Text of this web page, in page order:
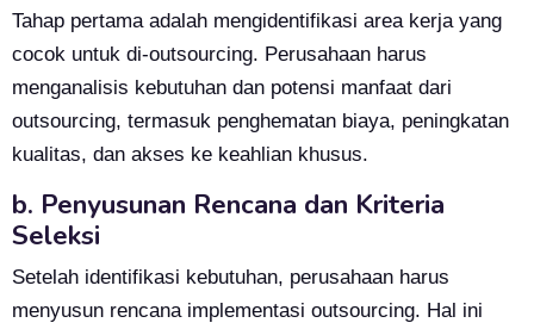
Tahap pertama adalah mengidentifikasi area kerja yang
cocok untuk di-outsourcing. Perusahaan harus
menganalisis kebutuhan dan potensi manfaat dari
outsourcing, termasuk penghematan biaya, peningkatan
kualitas, dan akses ke keahlian khusus.
b. Penyusunan Rencana dan Kriteria
Seleksi
Setelah identifikasi kebutuhan, perusahaan harus
menyusun rencana implementasi outsourcing. Hal ini